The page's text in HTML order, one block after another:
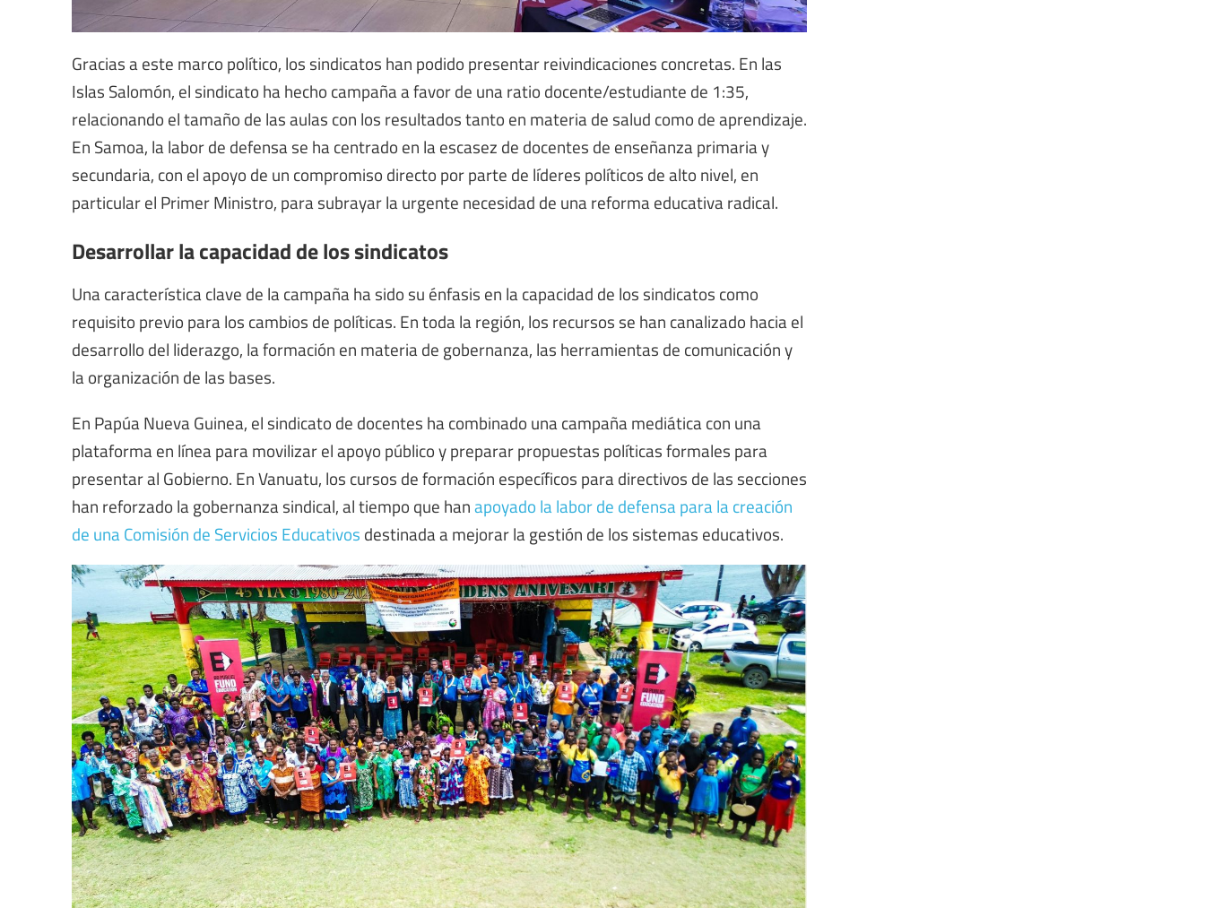
Gracias a este marco político, los sindicatos han podido presentar reivindicaciones concretas. En las
Islas Salomón, el sindicato ha hecho campaña a favor de una ratio docente/estudiante de 1:35,
relacionando el tamaño de las aulas con los resultados tanto en materia de salud como de aprendizaje.
En Samoa, la labor de defensa se ha centrado en la escasez de docentes de enseñanza primaria y
secundaria, con el apoyo de un compromiso directo por parte de líderes políticos de alto nivel, en
particular el Primer Ministro, para subrayar la urgente necesidad de una reforma educativa radical.
Desarrollar la capacidad de los sindicatos
Una característica clave de la campaña ha sido su énfasis en la capacidad de los sindicatos como
requisito previo para los cambios de políticas. En toda la región, los recursos se han canalizado hacia el
desarrollo del liderazgo, la formación en materia de gobernanza, las herramientas de comunicación y
la organización de las bases.
En Papúa Nueva Guinea, el sindicato de docentes ha combinado una campaña mediática con una
plataforma en línea para movilizar el apoyo público y preparar propuestas políticas formales para
presentar al Gobierno. En Vanuatu, los cursos de formación específicos para directivos de las secciones
han reforzado la gobernanza sindical, al tiempo que hanapoyado la labor de defensa para la creación
de una Comisión de Servicios Educativos destinada a mejorar la gestión de los sistemas educativos.